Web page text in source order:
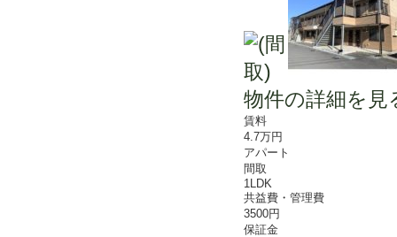
物件の詳細を見
賃料
4.7万円
アパート
間取
1LDK
共益費・管理費
3500円
保証金